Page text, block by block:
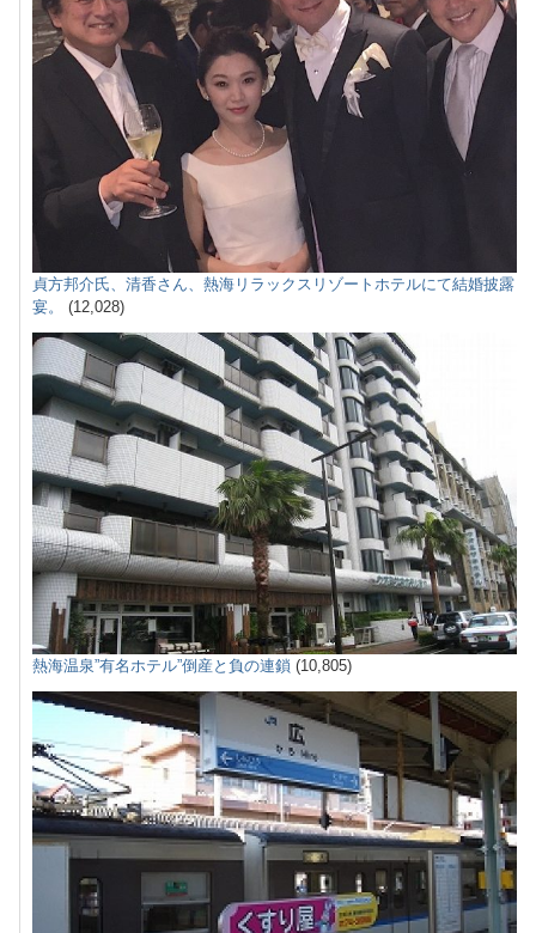
貞方邦介氏、清香さん、熱海リラックスリゾートホテルにて結婚披露
宴。
(12,028)
熱海温泉”有名ホテル”倒産と負の連鎖 (10,805)